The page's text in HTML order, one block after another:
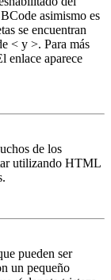
asimismo es
se encuentran
< y >. Para más
enlace aparece
de los
utilizando HTML
pueden ser
un pequeño